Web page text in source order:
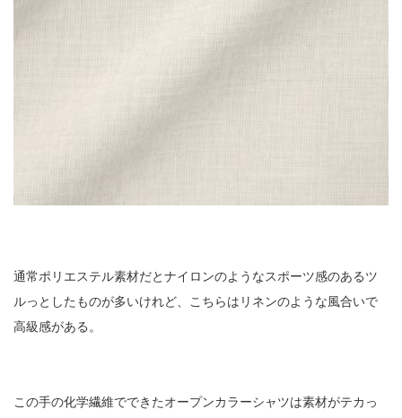
通常ポリエステル素材だとナイロンのようなスポーツ感のあるツ
ルっとしたものが多いけれど、こちらはリネンのような風合いで
高級感がある。
この手の化学繊維でできたオープンカラーシャツは素材がテカっ